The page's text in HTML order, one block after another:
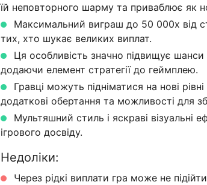
їй неповторного шарму та приваблює як
Максимальний виграш до 50 000x від
тих, хто шукає великих виплат.
Ця особливість значно підвищує шанси
додаючи елемент стратегії до геймплею.
Гравці можуть підніматися на нові
додаткові обертання та можливості для
Мультяшний стиль і яскраві
ігрового досвіду.
Недоліки:
Через рідкі виплати гра може не